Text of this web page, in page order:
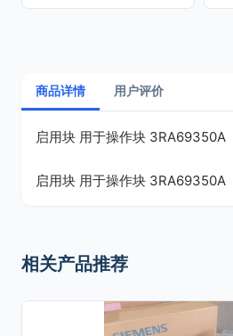
商品详情 用户评价
启用块 用于操作块 3RA69350A
启用块 用于操作块 3RA69350A
相关产品推荐